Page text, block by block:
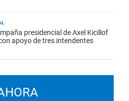
presidencial de Axel Kicillof
apoyo de tres intendentes